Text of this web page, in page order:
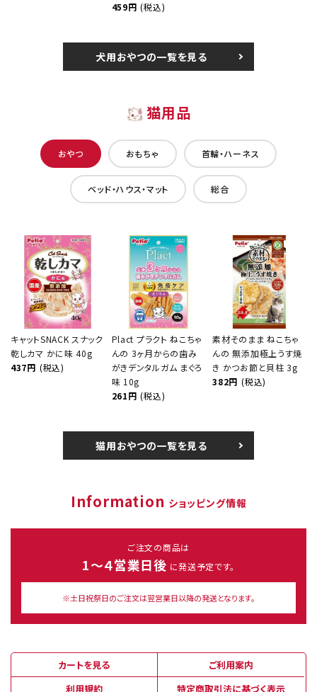
459円 (税込)
犬用おやつの一覧を見る
猫用品
おやつ おもちゃ 首輪・ハーネス
ベッド・ハウス・マット 総合
キャットSNACK スナック
乾しカマ かに味 40g
437円 (税込)
Plact プラクト ねこちゃ
んの 3ヶ月からの歯み
がきデンタルガム まぐろ
味 10g
261円 (税込)
素材そのまま ねこちゃ
んの 無添加極上うす焼
き かつお節と貝柱 3g
382円 (税込)
猫用おやつの一覧を見る
Information ショッピング情報
ご注文の商品は
1～４営業日後 に発送予定です。
※土日祝祭日のご注文は翌営業日以降の発送となります。
カートを見る
ご利用案内
利用規約
特定商取引法に基づく表示